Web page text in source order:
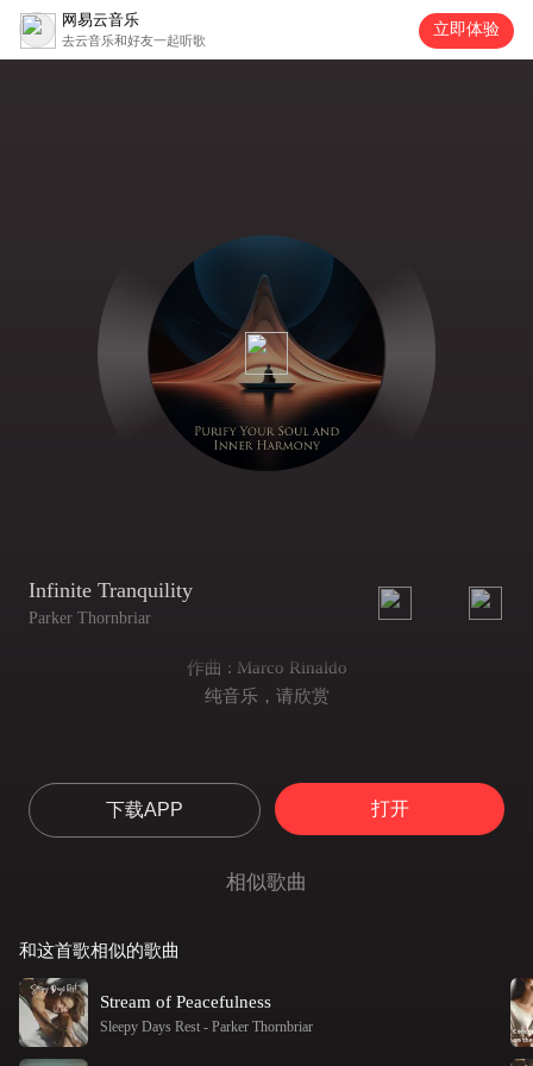
网易云音乐
去云音乐和好友一起听歌
立即体验
Infinite Tranquility
Parker Thornbriar
作曲 : Marco Rinaldo
纯音乐，请欣赏
下载APP 打开
相似歌曲
和这首歌相似的歌曲
Stream of Peacefulness
Sleepy Days Rest - Parker Thornbriar